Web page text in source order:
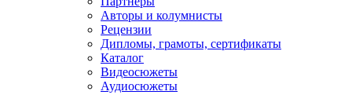
Авторы и колумнисты
Рецензии
Дипломы, грамоты, сертификаты
Каталог
Видеосюжеты
Аудиосюжеты